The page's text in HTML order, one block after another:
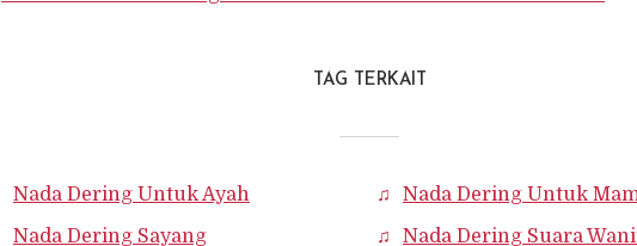
TAG TERKAIT
Nada Dering Untuk Ayah
Nada Dering Untuk
Nada Dering Sayang
Nada Dering Suara